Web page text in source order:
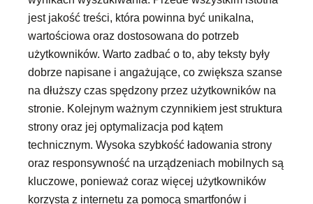
jest jakość treści, która powinna być unikalna,
wartościowa oraz dostosowana do potrzeb
użytkowników. Warto zadbać o to, aby teksty były
dobrze napisane i angażujące, co zwiększa szanse
na dłuższy czas spędzony przez użytkowników na
stronie. Kolejnym ważnym czynnikiem jest struktura
strony oraz jej optymalizacja pod kątem
technicznym. Wysoka szybkość ładowania strony
oraz responsywność na urządzeniach mobilnych są
kluczowe, ponieważ coraz więcej użytkowników
korzysta z internetu za pomocą smartfonów i